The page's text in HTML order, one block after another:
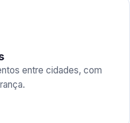
entre cidades, com